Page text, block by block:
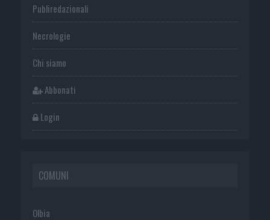
Publiredazionali
Necrologie
Chi siamo
Abbonati
Login
COMUNI
Olbia